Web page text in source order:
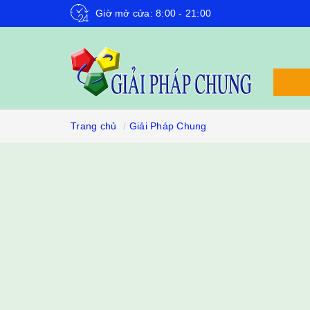
Giờ mở cửa: 8:00 - 21:00
Trang chủ Giải Pháp Chung